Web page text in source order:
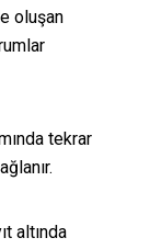
oluşan
tekrar
altında